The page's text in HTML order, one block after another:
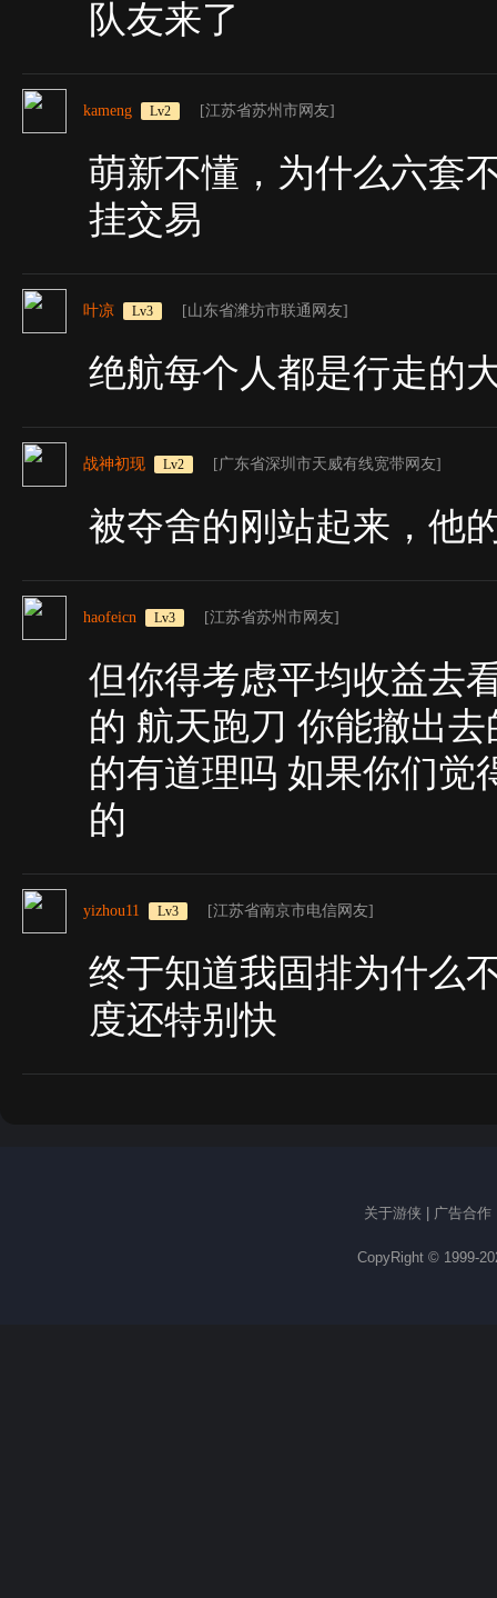
队友来了
kameng Lv2 [江苏省苏州市网友]
萌新不懂，为什么六套
挂交易
叶凉 Lv3 [山东省潍坊市联通网友]
绝航每个人都是行走的
战神初现 Lv2 [广东省深圳市天威有线宽带网友]
被夺舍的刚站起来，他
haofeicn Lv3 [江苏省苏州市网友]
但你得考虑平均收益去
的 航天跑刀 你能撤出
的有道理吗 如果你们觉
的
yizhou11 Lv3 [江苏省南京市电信网友]
终于知道我固排为什么
度还特别快
关于游侠| 广告合作
CopyRight © 1999-